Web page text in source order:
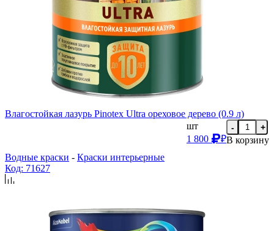
Влагостойкая лазурь Pinotex Ultra ореховое дерево (0.9 л)
шт
1 800
₽
- +
В корзину
Водные краски - Краски интерьерные
Код: 71627